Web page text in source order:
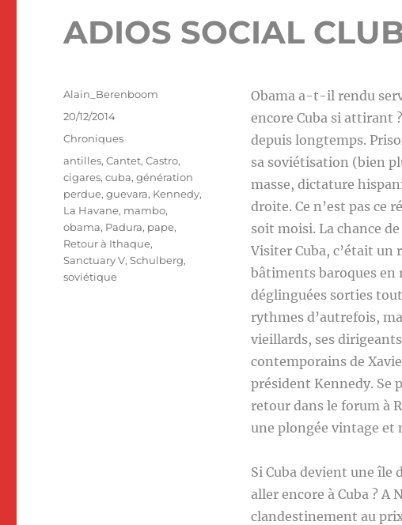
ADIOS SOCIAL
Obama a-t-il rendu
encore Cuba si attirant
depuis longtemps.
sa soviétisation (bien
masse, dictature
droite. Ce n’est pas ce
soit moisi. La chance
Visiter Cuba, c’était un
bâtiments baroques en
déglinguées sorties
rythmes d’autrefois,
vieillards, ses
contemporains de
président Kennedy. Se
retour dans le forum à
une plongée vintage et
Si Cuba devient une île
aller encore à Cuba ? A
clandestinement au
Auteur
Alain_Berenboom
Publié
le
20/12/2014
Catégories
Chroniques
Étiquettes
antilles,Cantet,Castro,
cigares,cuba,génération
perdue,guevara, Kennedy,
La Havane, mambo,
obama, Padura, pape,
Retour à Ithaque,
Sanctuary V,Schulberg,
soviétique